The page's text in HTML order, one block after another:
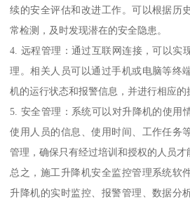
续的安全评估和改进工作。可以根据历
常检测，及时发现潜在的安全隐患。
4. 远程管理：通过互联网连接，可以实
理。相关人员可以通过手机或电脑等终
机的运行状态和报警信息，并进行相应的
5. 安全管理：系统可以对升降机的使用
使用人员的信息、使用时间、工作任务
管理，确保只有经过培训和授权的人员才
总之，施工升降机安全监控管理系统软
升降机的实时监控、报警管理、数据分